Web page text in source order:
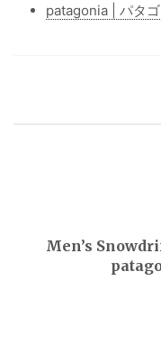
patagonia | パタ
Men’s